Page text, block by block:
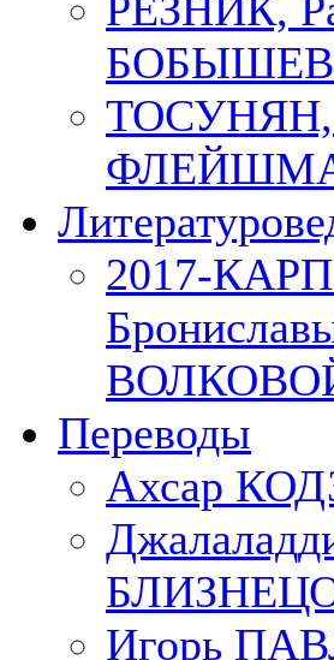
РЕЗНИК,
ТОСУНЯН,
2017-
Переводы
Ахсар
Игорь